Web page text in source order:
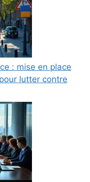
: mise en place
lutter contre